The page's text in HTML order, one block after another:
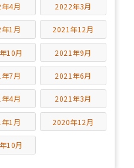
4月 2022年3月
1月 2021年12月
10月 2021年9月
7月 2021年6月
4月 2021年3月
1月 2020年12月
10月